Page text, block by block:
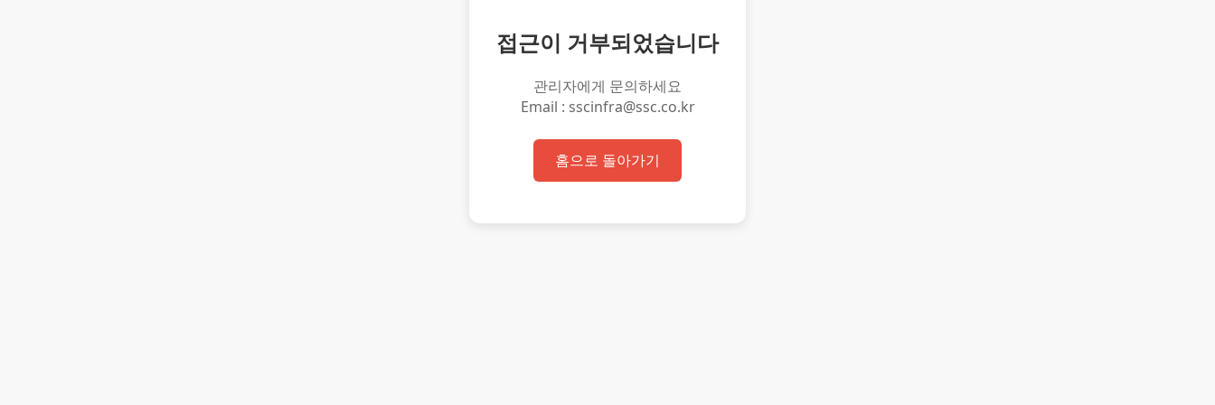
접근이 거부되었습니다
관리자에게 문의하세요
Email : sscinfra@ssc.co.kr
홈으로 돌아가기